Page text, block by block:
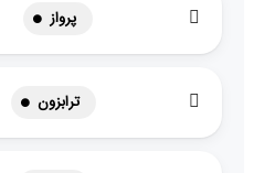
پرواز
ترابزون